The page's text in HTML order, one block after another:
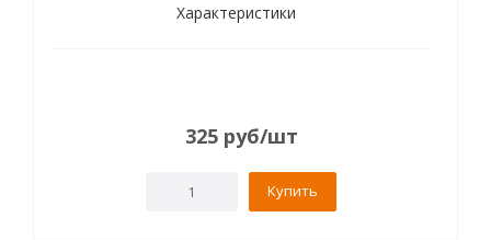
Характеристики
325 руб/шт
Купить